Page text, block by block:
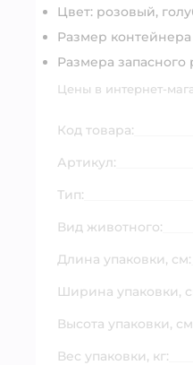
Цвет: розовый,
Размер
Размера
Цены в интернет-
Код товара:
Артикул:
Тип:
Вид животного:
Длина упаковки, см:
Ширина упаковки,
Высота упаковки,
Вес упаковки, кг: